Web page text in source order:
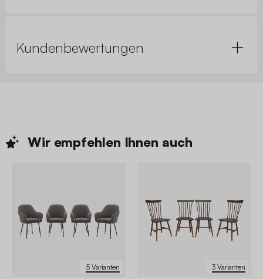
Kundenbewertungen
Wir empfehlen Ihnen auch
5 Varianten 3 Varianten